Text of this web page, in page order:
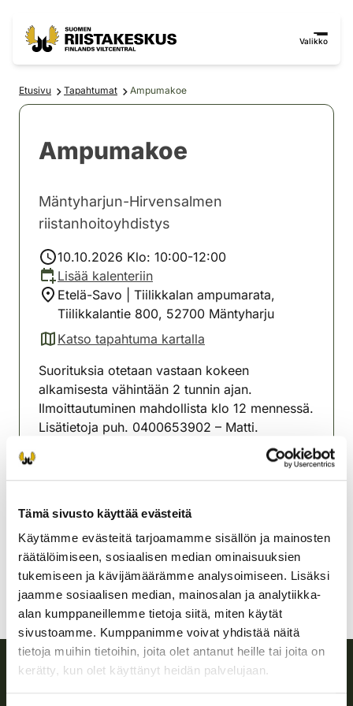
Tämä sivusto käyttää evästeitä
Käytämme evästeitä tarjoamamme sisällön ja mainosten
räätälöimiseen, sosiaalisen median ominaisuuksien
tukemiseen ja kävijämäärämme analysoimiseen. Lisäksi
jaamme sosiaalisen median, mainosalan ja analytiikka-
alan kumppaneillemme tietoja siitä, miten käytät
sivustoamme. Kumppanimme voivat yhdistää näitä
tietoja muihin tietoihin, joita olet antanut heille tai joita on
kerätty, kun olet käyttänyt heidän palvelujaan.
Valikko
Etusivu Tapahtumat Ampumakoe
Ampumakoe
Mäntyharjun-Hirvensalmen
riistanhoitoyhdistys
10.10.2026 Klo: 10:00-12:00
Lisää kalenteriin
Etelä-Savo | Tiilikkalan ampumarata,
Tiilikkalantie 800, 52700 Mäntyharju
Katso tapahtuma kartalla
(avautuu uuteen välilehteen)
Suorituksia otetaan vastaan kokeen
alkamisesta vähintään 2 tunnin ajan.
Ilmoittautuminen mahdollista klo 12 mennessä.
Lisätietoja puh. 0400653902 – Matti.
riistanhoitoyhdistys
0400 653 902
mantyharju-hirvensalmi@rhy.riista.fi